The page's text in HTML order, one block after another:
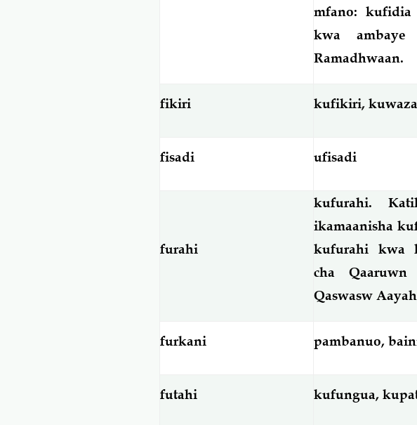
mfano:
kwa
Ramadhwaan.
fikiri kufikiri,
fisadi ufisadi
furahi
kufurahi.
ikamaanisha
kufurahi kwa
cha
Qaswasw
furkani pambanuo,
futahi kufungua,